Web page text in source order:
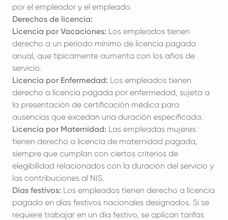
por el empleador y el empleado.
Derechos de licencia:
Licencia por Vacaciones: Los empleados tienen
derecho a un período mínimo de licencia pagada
anual, que típicamente aumenta con los años de
servicio.
Licencia por Enfermedad: Los empleados tienen
derecho a licencia pagada por enfermedad, sujeta a
la presentación de certificación médica para
ausencias que excedan una duración especificada.
Licencia por Maternidad: Las empleadas mujeres
tienen derecho a licencia de maternidad pagada,
siempre que cumplan con ciertos criterios de
elegibilidad relacionados con la duración del servicio y
las contribuciones al NIS.
Días festivos: Los empleados tienen derecho a licencia
pagada en días festivos nacionales designados. Si se
requiere trabajar en un día festivo, se aplican tarifas